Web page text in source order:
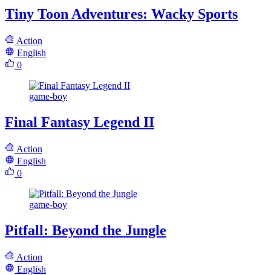
Tiny Toon Adventures: Wacky Sports
Action
English
0
game-boy
Final Fantasy Legend II
Action
English
0
game-boy
Pitfall: Beyond the Jungle
Action
English